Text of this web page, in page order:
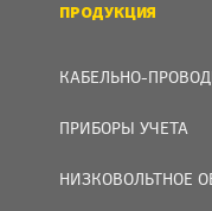
ПРОДУКЦИЯ
КАБЕЛЬНО-
ПРИБОРЫ УЧЕТА
НИЗКОВОЛЬТНОЕ